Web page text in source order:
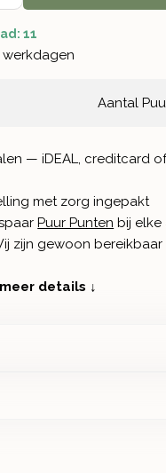
11
werkdagen
Aantal
— iDEAL, creditcard
met zorg ingepakt
Puur Punten bij
zijn gewoon
details ↓